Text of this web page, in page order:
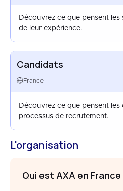
Découvrez ce que pensent
de leur expérience.
Candidats
France
Découvrez ce que pensent les
processus de recrutement.
L'organisation
Qui est AXA en France